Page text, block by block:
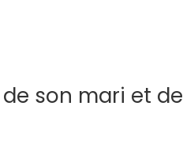
son mari et de